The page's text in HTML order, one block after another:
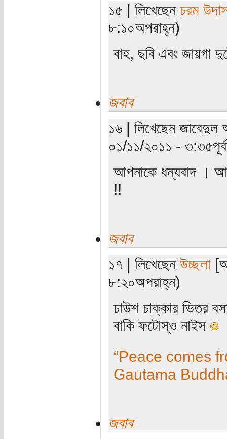
১৫ | লিখেছেন চরম
৮:১০অপরাহ্ন)
বাহ, ছবি এবং জায়গা
জবাব
১৬ | লিখেছেন জাবেদুল
০১/১১/২০১১ -
আপনাকে ধন্যবাদ ।
!!
জবাব
১৭ | লিখেছেন উচ্ছলা
৮:২০অপরাহ্ন)
ঢাউশ চাক্কার ভিতর
বাকি ফটোস্ও নাইস
“Peace comes
Gautama
জবাব